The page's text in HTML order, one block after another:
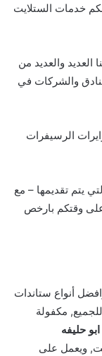
خدمات الستلايت
العديد والعديد من
والشركات في
الرسيفرات
يتم تقديمها – مع
على وقتكم بارخص
أنواع ستاندات
مكفولة
حليفه
كنت, ويعمل على